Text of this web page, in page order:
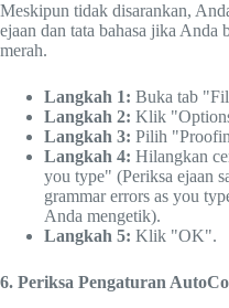
Meskipun tidak disarankan,
ejaan dan tata bahasa jika
merah.
Langkah 1: Buka tab
Langkah 2: Klik
Langkah 3: Pilih
Langkah 4: Hilangkan
you type" (Periksa ejaan
grammar errors as you
Anda mengetik).
Langkah 5: Klik "OK".
6. Periksa Pengaturan